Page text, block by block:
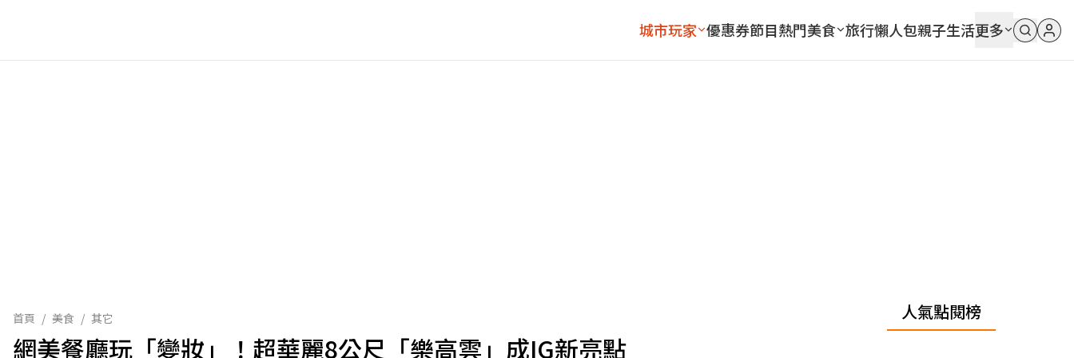
城市玩家 優惠券節目熱門美食 旅行懶人包親子生活更多
首頁 / 美食 / 其它
網美餐廳玩「變妝」！超華麗8公尺「樂高雲」成IG新亮點
人氣點閱榜